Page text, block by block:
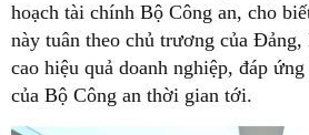
hoạch tài chính Bộ Công an, cho
này tuân theo chủ trương của Đảng,
cao hiệu quả doanh nghiệp, đáp
của Bộ Công an thời gian tới.